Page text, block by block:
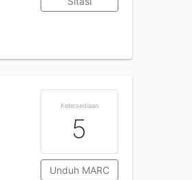
Ketersediaan
5
Unduh MARC